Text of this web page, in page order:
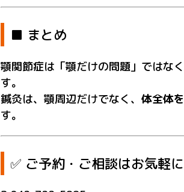
■ まとめ
顎関節症は「顎だけの問題」ではな
す。
鍼灸は、顎周辺だけでなく、 体全体
す。
✅ ご予約・ご相談はお気軽に